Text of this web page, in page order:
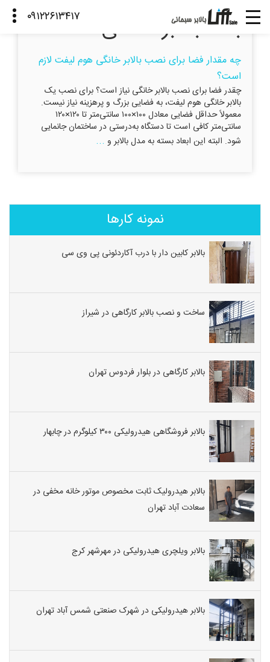
ابعاد بالابر خانگی
چه مقدار فضا برای نصب بالابر خانگی هوم لیفت لازم
است؟
چقدر فضا برای نصب بالابر خانگی نیاز است؟ برای نصب یک
بالابر خانگی هوم لیفت، به فضایی بزرگ و پرهزینه نیاز نیست.
معمولاً حداقل فضایی معادل ۱۰۰×۱۰۰ سانتی‌متر تا ۱۲۰×۱۲۰
سانتی‌متر کافی است تا دستگاه به‌درستی در ساختمان جانمایی
شود. البته این ابعاد بسته به مدل بالابر و ...
نمونه کارها
بالابر کابین دار با درب آکاردئونی پی وی سی
ساخت و نصب بالابر کارگاهی در شیراز
بالابر کارگاهی در بلوار فردوس تهران
بالابر فروشگاهی هیدرولیکی ۳۰۰ کیلوگرم در چابهار
بالابر هیدرولیک ثابت مخصوص موتور خانه مخفی در
سعادت آباد تهران
بالابر ویلچری هیدرولیکی در مهرشهر کرج
بالابر هیدرولیکی در شهرک صنعتی شمس آباد تهران